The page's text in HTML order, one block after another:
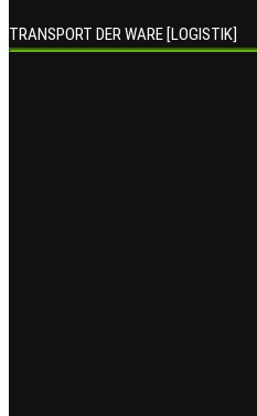
TRANSPORT DER WARE [LOGISTIK]